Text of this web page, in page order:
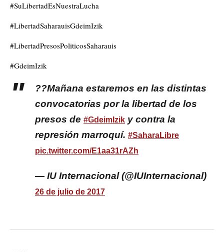
#SuLibertadEsNuestraLucha
#LibertadSaharauisGdeimIzik
#LibertadPresosPoliticosSaharauis
#GdeimIzik
??Mañana estaremos en las distintas
convocatorias por la libertad de los
presos de #GdeimIzik y contra la
represión marroquí. #SaharaLibre
pic.twitter.com/E1aa31rAZh
— IU Internacional (@IUInternacional)
26 de julio de 2017